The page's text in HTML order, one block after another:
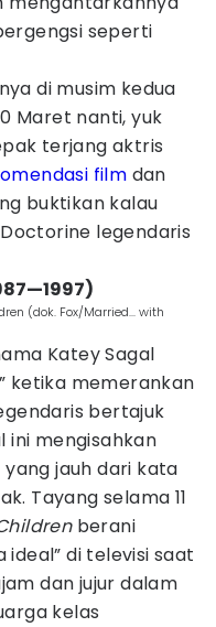
seperti
di musim kedua
Maret nanti, yuk
terjang aktris
film dan
buktikan kalau
legendaris
(dok. Fox/Married... with
Katey Sagal
ketika memerankan
bertajuk
ini mengisahkan
jauh dari kata
Tayang selama 11
berani
di televisi saat
dan jujur dalam
kelas